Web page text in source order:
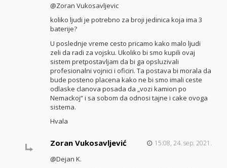
@Zoran Vukosavljevic
koliko ljudi je potrebno za broji jedinica koja ima 3
baterije?
U poslednje vreme cesto pricamo kako malo ljudi
zeli da radi za vojsku. Ukoliko bi smo kupili ovaj
sistem pretpostavljam da bi ga opsluzivali
profesionalni vojnici i oficiri. Ta postava bi morala da
bude posteno placena kako ne bi smo imali ceste
odlaske clanova posada da „vozi kamion po
Nemackoj“ i sa sobom da odnosi tajne i cake ovoga
sistema.
Hvala
Zoran Vukosavljević 15:08, 24. sep. 2021.
@Dejan K.